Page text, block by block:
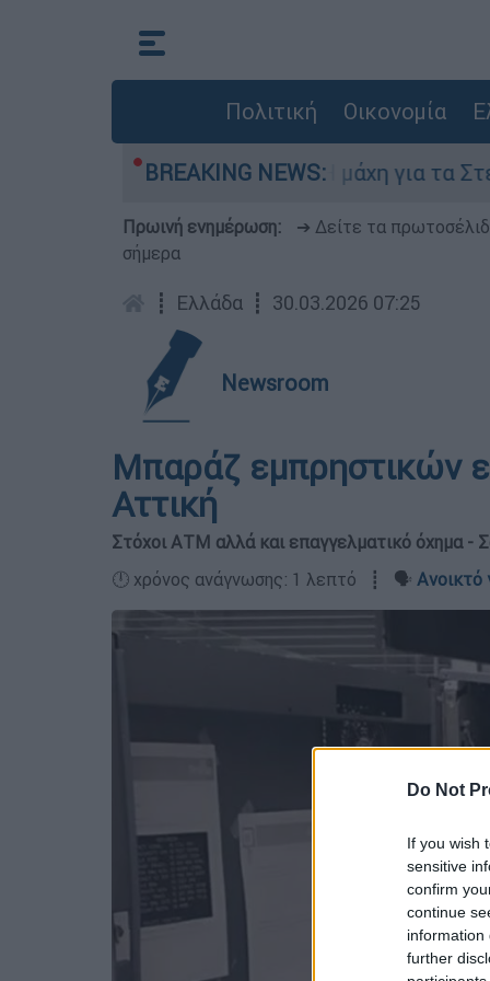
Do Not
If you wish
sensitive
confirm
continue
information
further
Πολιτική Οικονομία
BREAKING NEWS:
6 Αυγούστου Η μάχη για τα Στενά
Πρωινή ενημέρωση: ➔ Δείτε τα
σήμερα
┋ Ελλάδα ┋ 30.03.2026 07:25
Newsroom
Μπαράζ εμπρηστικών
Αττική
Στόχοι ΑΤΜ αλλά και επαγγελματικό όχημα -
🕛 χρόνος ανάγνωσης: 1 λεπτό ┋ 🗣️ Ανοικτό